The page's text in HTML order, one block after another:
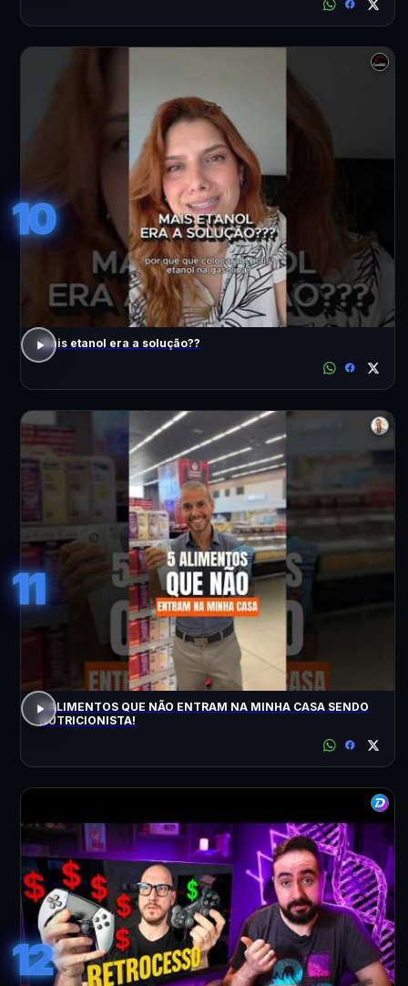
10
Mais etanol era a solução??
11
5 ALIMENTOS QUE NÃO ENTRAM NA MINHA CASA SENDO
NUTRICIONISTA!
12